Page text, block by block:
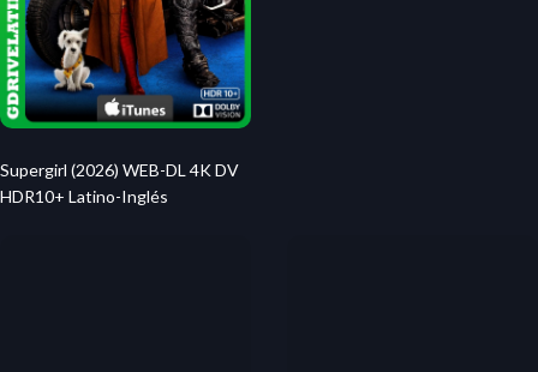
Supergirl (2026) WEB-DL 4K DV
HDR10+ Latino-Inglés